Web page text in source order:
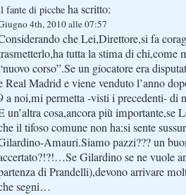
fante di picche ha scritto:
4th, 2010 alle 07:57
che Lei,Direttore,si fa
tutta la stima di chi,come
corso”.Se un giocatore era
Real Madrid e viene venduto l’anno
a noi,mi permetta -visti i precedenti- di
un’altra cosa,ancora più importante,se
il tifoso comune non ha:si sente
Amauri.Siamo pazzi??? un
Gilardino se ne vuole
di Prandelli),devono arrivare
segni…